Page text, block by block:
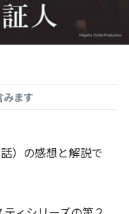
みます
話）の感想と解説で